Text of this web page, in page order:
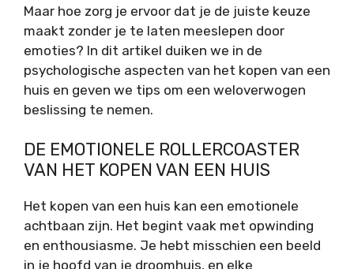
Maar hoe zorg je ervoor dat je de juiste keuze
maakt zonder je te laten meeslepen door
emoties? In dit artikel duiken we in de
psychologische aspecten van het kopen van een
huis en geven we tips om een weloverwogen
beslissing te nemen.
DE EMOTIONELE ROLLERCOASTER
VAN HET KOPEN VAN EEN HUIS
Het kopen van een huis kan een emotionele
achtbaan zijn. Het begint vaak met opwinding
en enthousiasme. Je hebt misschien een beeld
in je hoofd van je droomhuis, en elke